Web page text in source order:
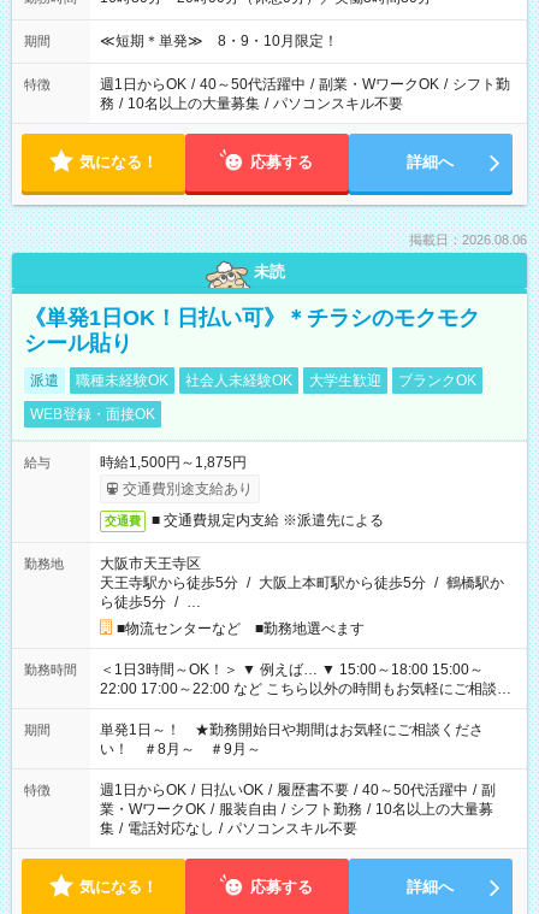
期間 ≪短期＊単発≫ 8・9・10月限定！
特徴 週1日からOK / 40～50代活躍中 / 副業・WワークOK / シフト勤
務 / 10名以上の大量募集 / パソコンスキル不要
気になる！ 応募する 詳細へ
掲載日：2026.08.06
未読
《単発1日OK！日払い可》＊チラシのモクモク
シール貼り
派遣 職種未経験OK 社会人未経験OK 大学生歓迎
ブランクOK
WEB登録・面接OK
給与
時給1,500円～1,875円
交通費別途支給あり
交通費 ■ 交通費規定内支給 ※派遣先による
勤務地
大阪市天王寺区
天王寺駅から徒歩5分 / 大阪上本町駅から徒歩5分 / 鶴橋駅か
ら徒歩5分 / …
■物流センターなど ■勤務地選べます
勤務時間
＜1日3時間～OK！＞ ▼ 例えば… ▼ 15:00～18:00 15:00～
22:00 17:00～22:00 など こちら以外の時間もお気軽にご相談く
ださい！
期間
単発1日～！ ★勤務開始日や期間はお気軽にご相談くださ
い！ ＃8月～ ＃9月～
特徴 週1日からOK / 日払いOK / 履歴書不要 / 40～50代活躍中 / 副
業・WワークOK / 服装自由 / シフト勤務 / 10名以上の大量募
集 / 電話対応なし / パソコンスキル不要
気になる！ 応募する 詳細へ